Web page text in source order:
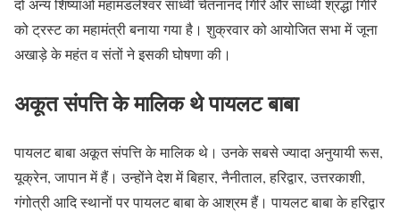
दो अन्य शिष्याओं महामंडलेश्वर साध्वी चेतनानंद गिरि और साध्वी श्रद्धा गिरि
को ट्रस्ट का महामंत्री बनाया गया है। शुक्रवार को आयोजित सभा में जूना
अखाड़े के महंत व संतों ने इसकी घोषणा की।
अकूत संपत्ति के मालिक थे पायलट बाबा
पायलट बाबा अकूत संपत्ति के मालिक थे। उनके सबसे ज्यादा अनुयायी रूस,
यूक्रेन, जापान में हैं। उन्होंने देश में बिहार, नैनीताल, हरिद्वार, उत्तरकाशी,
गंगोत्री आदि स्थानों पर पायलट बाबा के आश्रम हैं। पायलट बाबा के हरिद्वार